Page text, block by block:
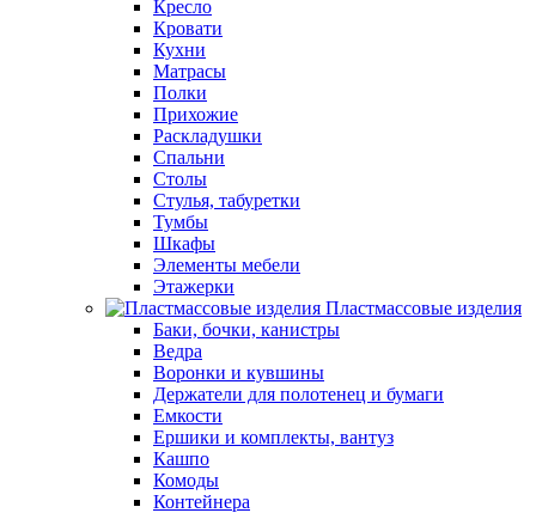
Кресло
Кровати
Кухни
Матрасы
Полки
Прихожие
Раскладушки
Спальни
Столы
Стулья, табуретки
Тумбы
Шкафы
Элементы мебели
Этажерки
Пластмассовые изделия
Баки, бочки, канистры
Ведра
Воронки и кувшины
Держатели для полотенец и бумаги
Емкости
Ершики и комплекты, вантуз
Кашпо
Комоды
Контейнера